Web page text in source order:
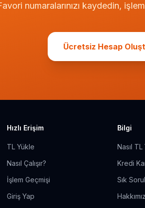
numaralarınızı kaydedin,
Ücretsiz Hesap
Hızlı Erişim
TL Yükle
Nasıl Çalışır?
İşlem Geçmişi
Giriş Yap
Bilgi
Nasıl
Kredi
Sık